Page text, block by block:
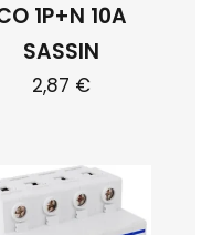
1P+N 10A
SASSIN
2,87 €